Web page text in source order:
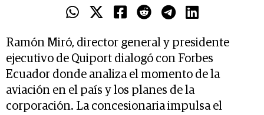
Ramón Miró, director general y presidente
ejecutivo de Quiport dialogó con Forbes
Ecuador donde analiza el momento de la
aviación en el país y los planes de la
corporación. La concesionaria impulsa el